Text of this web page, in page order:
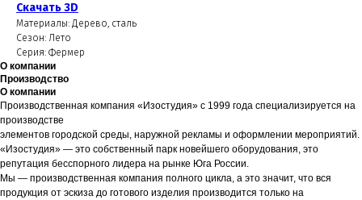
Скачать 3D
Материалы: Дерево, сталь
Сезон: Лето
Серия: Фермер
О компании
Производство
О компании
Производственная компания «Изостудия» с 1999 года специализируется на
производстве
элементов городской среды, наружной рекламы и оформлении мероприятий.
«Изостудия» — это собственный парк новейшего оборудования, это
репутация бесспорного лидера на рынке Юга России.
Мы — производственная компания полного цикла, а это значит, что вся
продукция от эскиза до готового изделия производится только на